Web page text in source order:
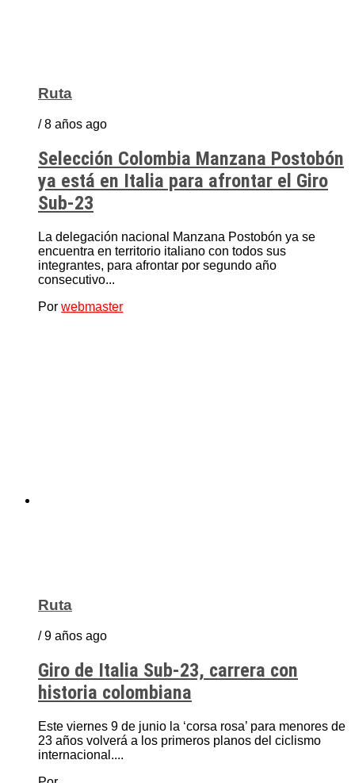
Ruta
/ 8 años ago
Selección Colombia Manzana Postobón
ya está en Italia para afrontar el Giro
Sub-23
La delegación nacional Manzana Postobón ya se
encuentra en territorio italiano con todos sus
integrantes, para afrontar por segundo año
consecutivo...
Por webmaster
Ruta
/ 9 años ago
Giro de Italia Sub-23, carrera con
historia colombiana
Este viernes 9 de junio la ‘corsa rosa’ para menores de
23 años volverá a los primeros planos del ciclismo
internacional....